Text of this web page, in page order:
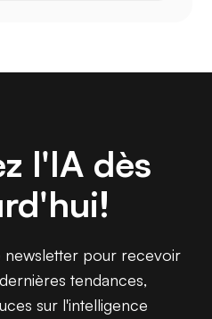
l'IA dès
newsletter pour recevoir
tendances,
sur l'intelligence